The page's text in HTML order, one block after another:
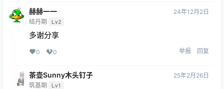
赫赫一一
结丹期 Lv2
24年12月2日
多谢分享
0 0 举报 回复
茶壶Sunny木头钉子
筑基期 Lv1
25年2月26日